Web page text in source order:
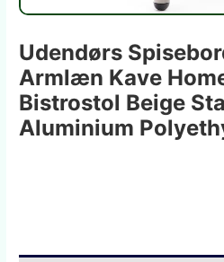
Udendørs
Armlæn Kave
Bistrostol Beige
Aluminium